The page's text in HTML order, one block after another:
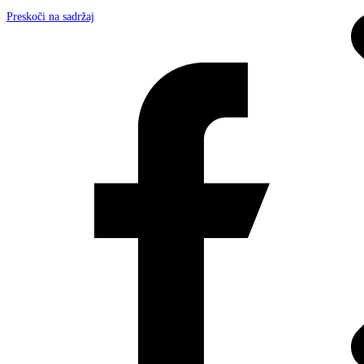
Preskoči na sadržaj